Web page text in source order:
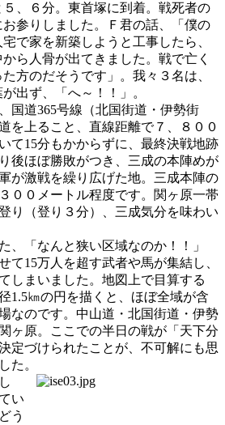
５、６分。東首塚に到着。戦死者の
お参りしました。Ｆ君の話、「僕の
で家を新築しようと工事したら、
から人骨が出てきました。戦で亡く
た方のだそうです」。我々３名は、
出ず、「へ～！！」。
国道365号線（北国街道・伊勢街
を上ること、直線距離で７、８００
て15分もかからずに、最終決戦地跡
後ほぼ勝敗がつき、三成の本陣めが
が激戦を繰り広げた地。三成本陣の
００メートル程度です。関ヶ原一帯
り（登り３分）、三成気分を味わい
、「なんと狭い区域なのか！！」
て15万人を超す武者や馬が集結し、
しまいました。地図上で目算する
1.5㎞の円を描くと、ほぼ全域が含
なのです。中山道・北国街道・伊勢
ヶ原。ここでの半日の戦が「天下分
定づけられたことが、不可解にも思
た。
い
う